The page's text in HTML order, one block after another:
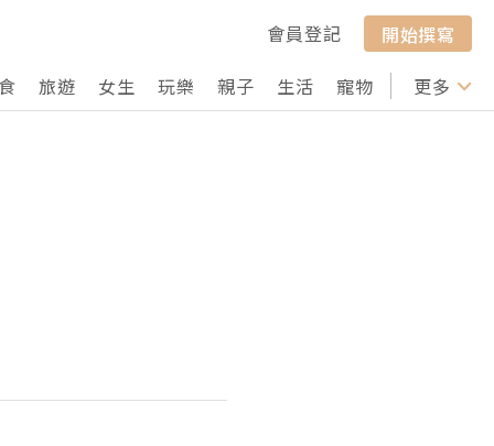
會員登記
開始撰寫
旅遊 女生 玩樂 親子 生活 寵物 行山 打卡
更多